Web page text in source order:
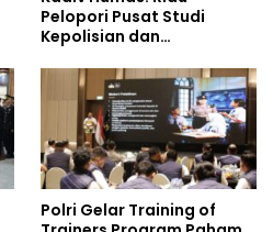
Pelopori Pusat Studi
Kepolisian dan
Policing Masuki Babak
Polri Gelar Training of